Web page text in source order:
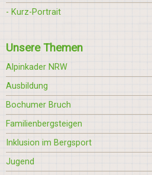
- Kurz-Portrait
Unsere Themen
Alpinkader NRW
Ausbildung
Bochumer Bruch
Familienbergsteigen
Inklusion im Bergsport
Jugend